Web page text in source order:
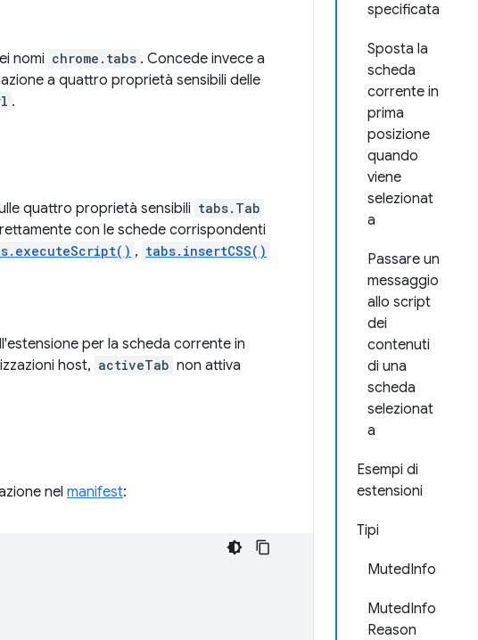
specificata
Sposta la
scheda
corrente in
prima
posizione
quando
viene
selezionat
a
Passare un
messaggio
allo script
dei
contenuti
di una
scheda
selezionat
a
Esempi di
estensioni
Tipi
MutedInfo
MutedInfo
Reason
nomi chrome.tabs . Concede invece a
a quattro proprietà sensibili delle
.
quattro proprietà sensibili tabs.Tab
con le schede corrispondenti
, tabs.insertCSS()
per la scheda corrente in
host, activeTab non attiva
nel manifest: